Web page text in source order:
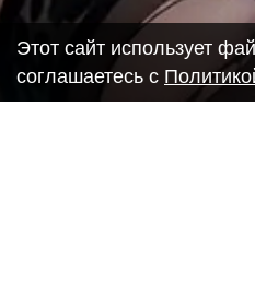
Этот сайт использует
соглашаетесь с